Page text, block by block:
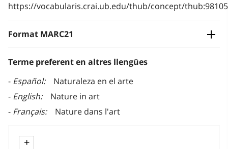
https://vocabularis.crai.ub.edu/thub/concept/
Format MARC21
Terme preferent en altres llengües
Español
Naturaleza en el arte
English
Nature in art
Français
Nature dans l'art
+